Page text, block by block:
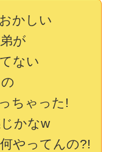
かしい
が
ない
ちゃった!
かなw
やってんの?!